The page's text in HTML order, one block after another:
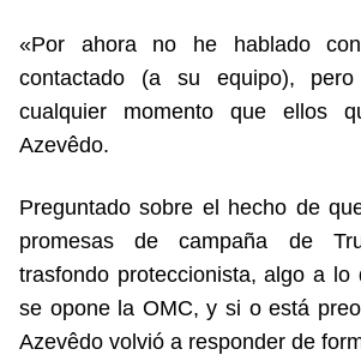
«Por ahora no he hablado
contactado (a su equipo),
cualquier momento que ellos
Azevêdo.
Preguntado sobre el hecho de
promesas de campaña de
trasfondo proteccionista, algo a lo
se opone la OMC, y si o está
Azevêdo volvió a responder de